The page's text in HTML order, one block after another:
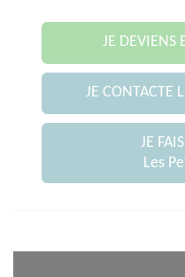
JE DEVIENS
JE CONTACTE
JE
Les